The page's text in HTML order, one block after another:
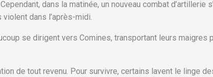
dans la matinée, un nouveau combat d’artillerie
dans l’après-midi.
se dirigent vers Comines, transportant leurs
de tout revenu. Pour survivre, certains lavent le linge